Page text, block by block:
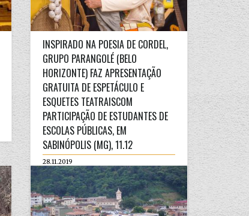
INSPIRADO NA POESIA DE CORDEL,
GRUPO PARANGOLÉ (BELO
HORIZONTE) FAZ APRESENTAÇÃO
GRATUITA DE ESPETÁCULO E
ESQUETES TEATRAISCOM
PARTICIPAÇÃO DE ESTUDANTES DE
ESCOLAS PÚBLICAS, EM
SABINÓPOLIS (MG), 11.12
28.11.2019
INSPIRADO NA POESIA DE CORDEL,
GRUPO PARANGOLÉ (BELO
HORIZONTE) FAZ APRESENTAÇÃO
GRATUITA DE ESPETÁCULO E